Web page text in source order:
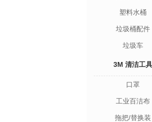
塑料水桶
垃圾桶配件
垃圾车
3M 清洁工具
口罩
工业百洁布
拖把/替换装